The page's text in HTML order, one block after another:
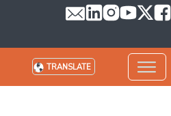
TRANSLATE